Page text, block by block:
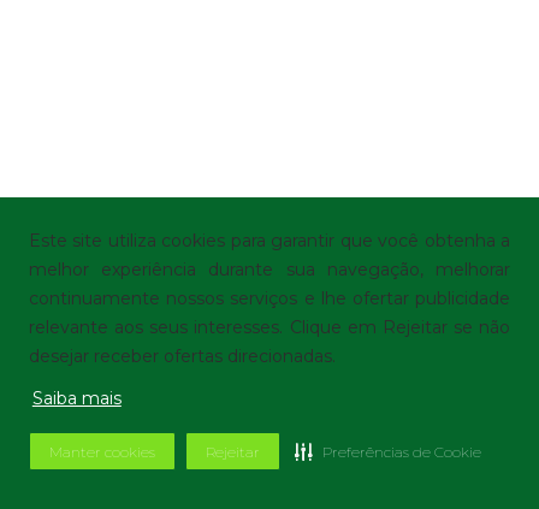
Este site utiliza cookies para garantir que você obtenha a
melhor experiência durante sua navegação, melhorar
continuamente nossos serviços e lhe ofertar publicidade
relevante aos seus interesses. Clique em Rejeitar se não
desejar receber ofertas direcionadas.
Saiba mais
Manter cookies Rejeitar Preferências de Cookie